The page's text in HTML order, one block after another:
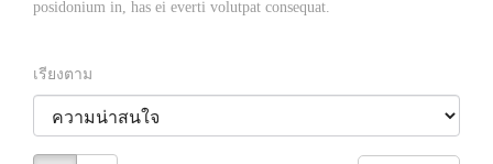
posidonium in, has ei everti volutpat consequat.
เรียงตาม